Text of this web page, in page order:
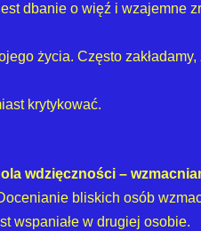
dbanie o więź i wzajemne
życia. Często
krytykować.
wdzięczności –
bliskich osób
wspaniałe w drugiej osobie.